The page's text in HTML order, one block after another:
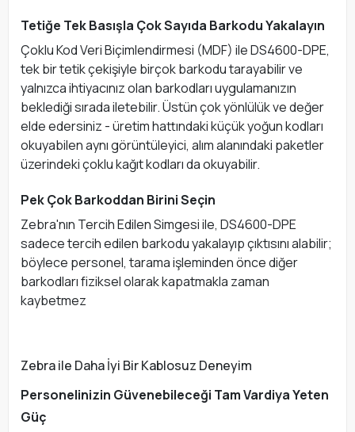
Tetiğe Tek Basışla Çok Sayıda Barkodu Yakalayın
Çoklu Kod Veri Biçimlendirmesi (MDF) ile DS4600-DPE,
tek bir tetik çekişiyle birçok barkodu tarayabilir ve
yalnızca ihtiyacınız olan barkodları uygulamanızın
beklediği sırada iletebilir. Üstün çok yönlülük ve değer
elde edersiniz - üretim hattındaki küçük yoğun kodları
okuyabilen aynı görüntüleyici, alım alanındaki paketler
üzerindeki çoklu kağıt kodları da okuyabilir.
Pek Çok Barkoddan Birini Seçin
Zebra'nın Tercih Edilen Simgesi ile, DS4600-DPE
sadece tercih edilen barkodu yakalayıp çıktısını alabilir;
böylece personel, tarama işleminden önce diğer
barkodları fiziksel olarak kapatmakla zaman
kaybetmez
Zebra ile Daha İyi Bir Kablosuz Deneyim
Personelinizin Güvenebileceği Tam Vardiya Yeten
Güç